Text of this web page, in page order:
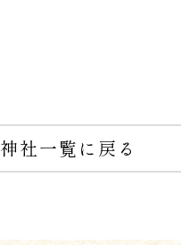
神社一覧に戻る